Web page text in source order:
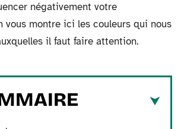
négativement votre
vous montre ici les couleurs qui nous
il faut faire attention.